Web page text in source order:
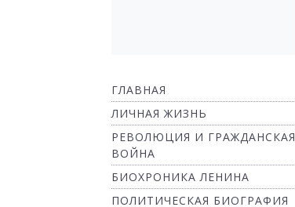
ГЛАВНАЯ
ЛИЧНАЯ ЖИЗНЬ
РЕВОЛЮЦИЯ И ГРАЖДАНСКАЯ
ВОЙНА
БИОХРОНИКА ЛЕНИНА
ПОЛИТИЧЕСКАЯ БИОГРАФИЯ